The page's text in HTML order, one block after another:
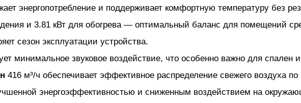
энергопотребление и поддерживает комфортную температуру без
и 3.81 кВт для обогрева — оптимальный баланс для помещений
сезон эксплуатации устройства.
минимальное звуковое воздействие, что особенно важно для спален
416 м³/ч обеспечивает эффективное распределение свежего воздуха по
энергоэффективностью и сниженным воздействием на